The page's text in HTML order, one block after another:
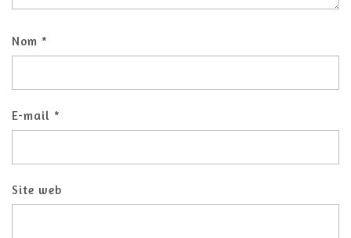
Nom *
E-mail *
Site web